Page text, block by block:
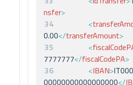
nsfer>
34
<
0.00</transferAmount>
35
<
7777777</fiscalCodePA>
36
<IBAN>
00000000000000000</